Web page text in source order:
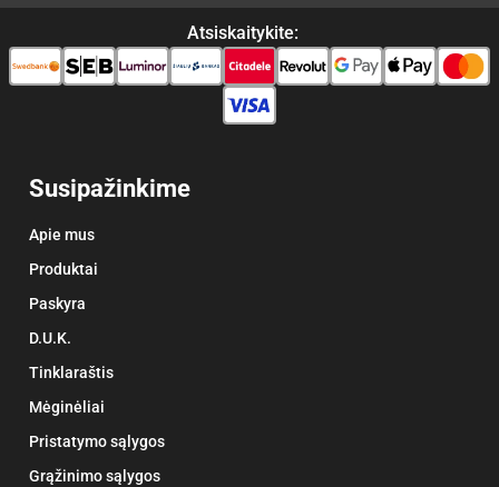
Atsiskaitykite:
Susipažinkime
Apie mus
Produktai
Paskyra
D.U.K.
Tinklaraštis
Mėginėliai
Pristatymo sąlygos
Grąžinimo sąlygos